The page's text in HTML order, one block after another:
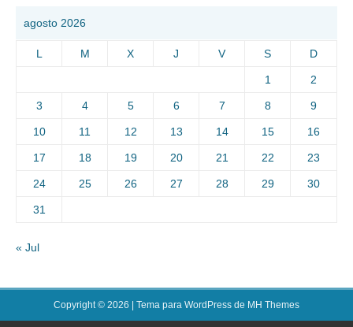
agosto 2026
L M X J V S D
1 2
3 4 5 6 7 8 9
10 11 12 13 14 15 16
17 18 19 20 21 22 23
24 25 26 27 28 29 30
31
« Jul
Copyright © 2026 | Tema para WordPress de MH Themes